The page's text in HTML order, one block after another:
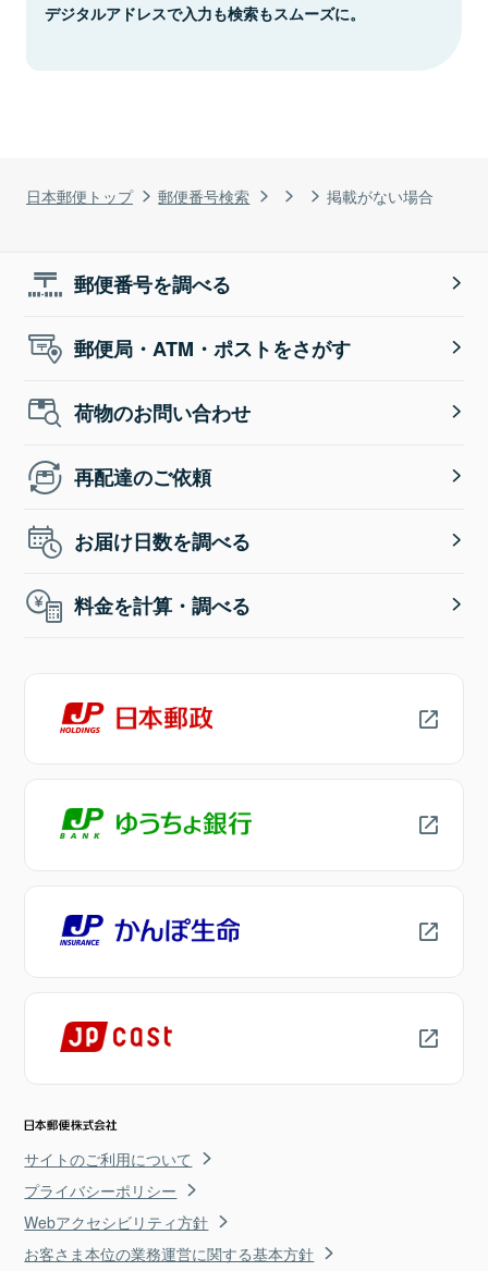
日本郵便トップ 郵便番号検索 掲載がない場合
デジタルアドレスで入力も検索もスムーズに。
郵便番号を調べる
郵便局・ATM・ポストをさがす
荷物のお問い合わせ
再配達のご依頼
お届け日数を調べる
料金を計算・調べる
サイトのご利用について
プライバシーポリシー
Webアクセシビリティ方針
お客さま本位の業務運営に関する基本方針